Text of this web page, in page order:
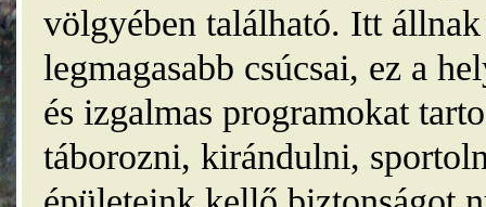
völgyében található. Itt
legmagasabb csúcsai, ez a
és izgalmas programokat
táborozni, kirándulni,